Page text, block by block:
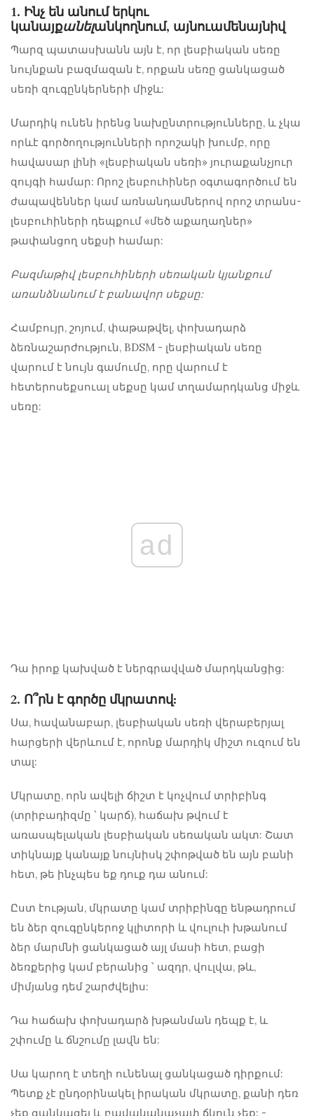
1. Ինչ են անում երկու
կանայքանելանկողնում, այնուամենայնիվ
Պարզ պատասխանն այն է, որ լեսբիական սեռը
նույնքան բազմազան է, որքան սեռը ցանկացած
սեռի զուգընկերների միջև:
Մարդիկ ունեն իրենց նախընտրությունները, և չկա
որևէ գործողությունների որոշակի խումբ, որը
հավասար լինի «լեսբիական սեռի» յուրաքանչյուր
զույգի համար: Որոշ լեսբուհիներ օգտագործում են
ժապավեններ կամ առնանդամներով որոշ տրանս-
լեսբուհիների դեպքում «մեծ աքաղաղներ»
թափանցող սեքսի համար:
Բազմաթիվ լեսբուհիների սեռական կյանքում
առանձնանում է բանավոր սեքսը:
Համբույր, շոյում, փաթաթվել, փոխադարձ
ձեռնաշարժություն, BDSM - լեսբիական սեռը
վարում է նույն գամումը, որը վարում է
հետերոսեքսուալ սեքսը կամ տղամարդկանց միջև
սեռը:
ad
Դա իրոք կախված է ներգրավված մարդկանցից:
2. Ո՞րն է գործը մկրատով:
Սա, հավանաբար, լեսբիական սեռի վերաբերյալ
հարցերի վերևում է, որոնք մարդիկ միշտ ուզում են
տալ:
Մկրատը, որն ավելի ճիշտ է կոչվում տրիբինգ
(տրիբադիզմը ՝ կարճ), հաճախ թվում է
առասպելական լեսբիական սեռական ակտ: Շատ
տիկնայք կանայք նույնիսկ շփոթված են այն բանի
հետ, թե ինչպես եք դուք դա անում:
Ըստ էության, մկրատը կամ տրիբինգը ենթադրում
են ձեր զուգընկերոջ կլիտորի և վուլուի խթանում
ձեր մարմնի ցանկացած այլ մասի հետ, բացի
ձեռքերից կամ բերանից ՝ ազդր, վուլվա, թև,
միմյանց դեմ շարժվելիս:
Դա հաճախ փոխադարձ խթանման դեպք է, և
շփումը և ճնշումը լավն են:
Սա կարող է տեղի ունենալ ցանկացած դիրքում:
Պետք չէ ընդօրինակել իրական մկրատը, քանի դեռ
չեք ցանկացել և բավականաչափ ճկուն չեք: -